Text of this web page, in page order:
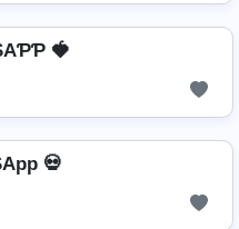
🍓
💀